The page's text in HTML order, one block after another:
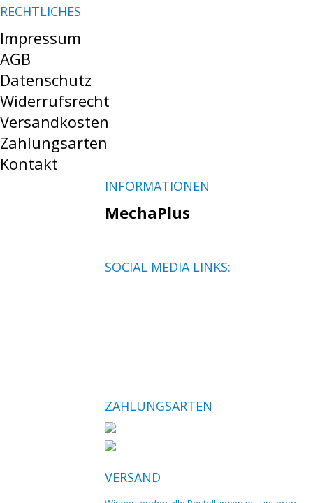
RECHTLICHES
Impressum
AGB
Datenschutz
Widerrufsrecht
Versandkosten
Zahlungsarten
Kontakt
INFORMATIONEN
MechaPlus
SOCIAL MEDIA LINKS:
ZAHLUNGSARTEN
VERSAND